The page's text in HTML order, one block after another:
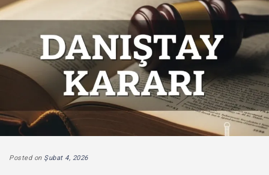
Posted on Şubat 4, 2026